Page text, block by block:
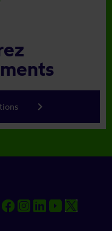
keyboard_arrow_right